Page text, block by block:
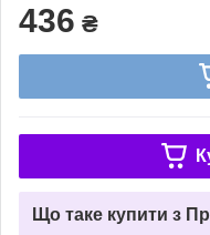
436 ₴
Що таке купити з